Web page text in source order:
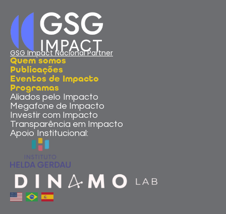
GSG Impact Nacional Partner
Quem somos
Publicações
Eventos de Impacto
Programas
Aliados pelo Impacto
Megafone de Impacto
Investir com Impacto
Transparência em Impacto
Apoio Institucional: